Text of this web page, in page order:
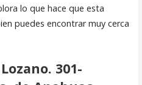
lo que hace que esta
puedes encontrar muy cerca
301-